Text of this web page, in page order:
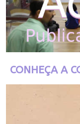
CONHEÇA A